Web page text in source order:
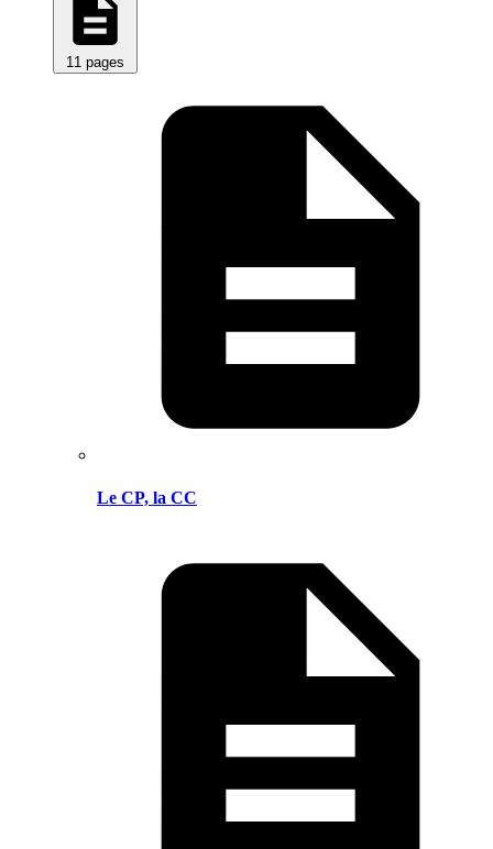
11 pages
Le CP, la CC